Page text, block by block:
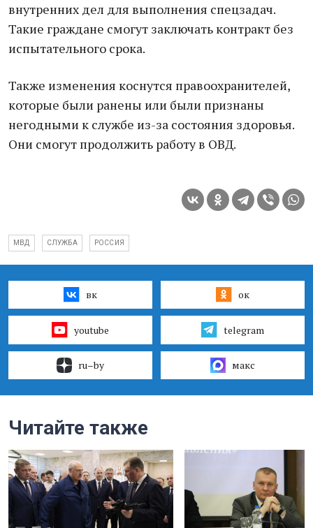
внутренних дел для выполнения спецзадач.
Такие граждане смогут заключать контракт без
испытательного срока.
Также изменения коснутся правоохранителей,
которые были ранены или были признаны
негодными к службе из-за состояния здоровья.
Они смогут продолжить работу в ОВД.
МВД СЛУЖБА РОССИЯ
вк ок
youtube telegram
ru–by макс
Читайте также